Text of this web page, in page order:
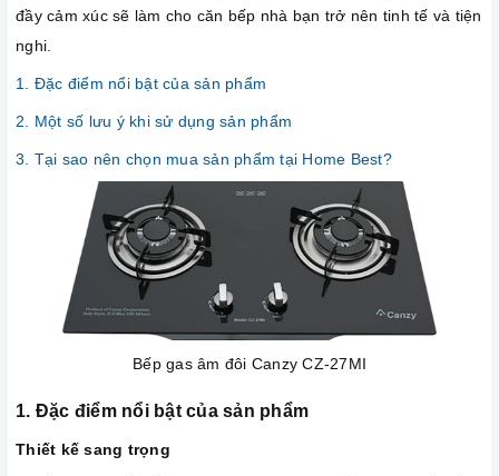
đầy cảm xúc sẽ làm cho căn bếp nhà bạn trở nên tinh tế và tiện
nghi.
1. Đặc điểm nổi bật của sản phẩm
2. Một số lưu ý khi sử dụng sản phẩm
3. Tại sao nên chọn mua sản phẩm tại Home Best?
Bếp gas âm đôi Canzy CZ-27MI
1. Đặc điểm nổi bật của sản phẩm
Thiết kế sang trọng